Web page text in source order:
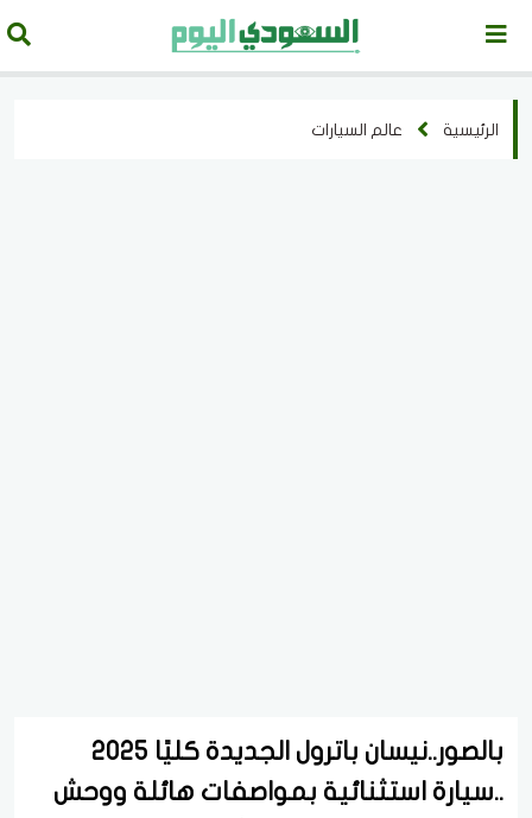
الرئيسية عالم السيارات
بالصور..نيسان باترول الجديدة كليًا 2025
..سيارة استثنائية بمواصفات هائلة ووحش